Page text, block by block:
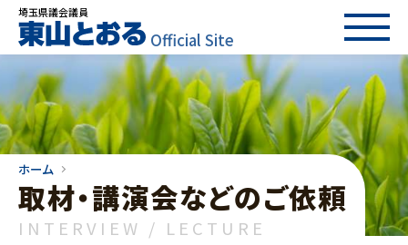
埼玉県議会議員
Official Site
ホーム
取材・講演会などのご依頼
INTERVIEW / LECTURE